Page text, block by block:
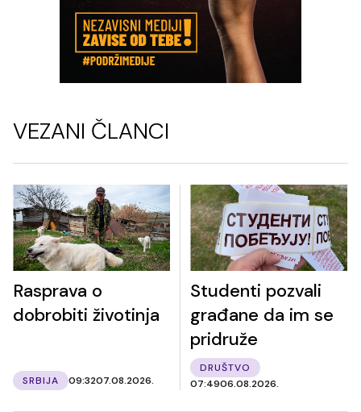
VEZANI ČLANCI
Rasprava o
dobrobiti životinja
SRBIJA 09:3207.08.2026.
Studenti pozvali
građane da im se
pridruže
DRUŠTVO
07:4906.08.2026.